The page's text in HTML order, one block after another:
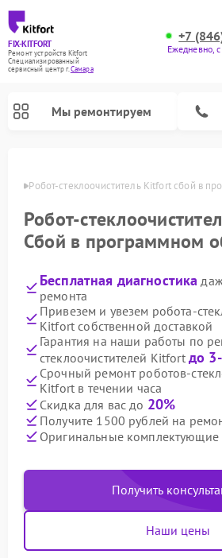
FIX-KITFORT
Ремонт устройств Kitfort
Специализированный
cервисный центр г.Самара
+7
Ежедневно,
Мы ремонтируем
Робот-стеклоочиститель Kitfort сбой в
Робот-
Сбой в программном
Бесплатная диагностика
ремонта
Привезем и увезем робота-
Kitfort собственной доставкой
Гарантия на наши работы по
стеклоочистителей Kitfort до
Срочный ремонт роботов-
Kitfort в течении часа
Скидка для вас до 20%
Получите 1500 рублей на
Оригинальные
Получить
Наши цены